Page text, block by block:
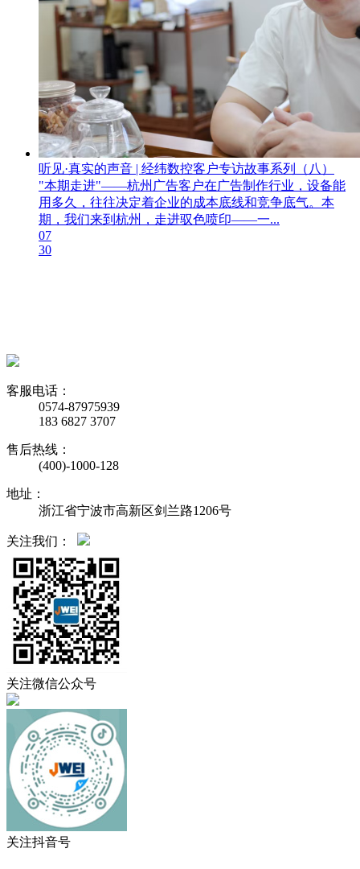
听见·真实的声音 | 经纬数控客户专访故事系列（八）
"本期走进"——杭州广告客户在广告制作行业，设备能
用多久，往往决定着企业的成本底线和竞争底气。本
期，我们来到杭州，走进驭色喷印——一...
07
30
客服电话：
0574-87975939
183 6827 3707
售后热线：
(400)-1000-128
地址：
浙江省宁波市高新区剑兰路1206号
关注我们：
关注微信公众号
关注抖音号